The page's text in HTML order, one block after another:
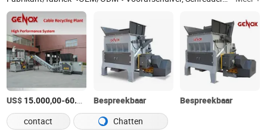
US$ 15.000,00-60.000,00 /Set
Bespreekbaar
Bespreekbaar
contact
Chatten